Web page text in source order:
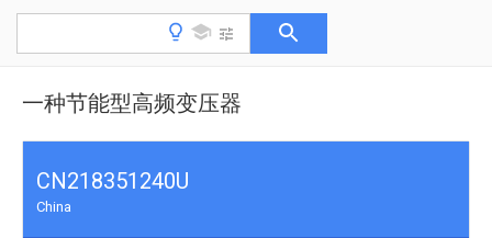
一种节能型高频变压器
CN218351240U
China